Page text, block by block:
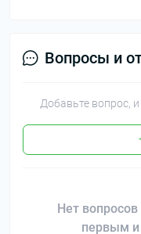
Вопросы и
Добавьте вопрос,
Нет
первым и